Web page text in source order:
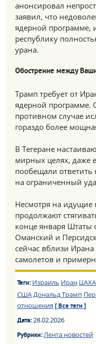
анонсировал
заявил, что
ядерной программе,
республику
урана.
Обострение между
Трамп требует от
ядерной программе.
противном случае
гораздо более
В Тегеране
мирных целях, даже
пообещали
на ограниченный
Несмотря на идущие
продолжают
конце января Штаты
Оманский и
сейчас вблизи
самолетов и
Теги: Израиль Иран
СШАДональд Трамп
отношения [ Все теги ]
Дата:28.02.2026
Рубрики:Лента новостей|